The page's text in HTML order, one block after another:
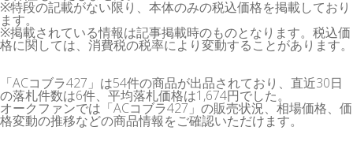
※特段の記載がない限り、本体のみの税込価格を掲載しており
ます。
※掲載されている情報は記事掲載時のものとなります。税込価
格に関しては、消費税の税率により変動することがあります。
「ACコブラ427」は54件の商品が出品されており、直近30日
の落札件数は6件、平均落札価格は1,674円でした。
オークファンでは「ACコブラ427」の販売状況、相場価格、価
格変動の推移などの商品情報をご確認いただけます。